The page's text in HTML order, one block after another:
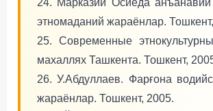
24. Марказий Осиёда
этномаданий жараёнлар.
25. Современные
махаллях Ташкента. Тошкент,
26. У.Абдуллаев. Фарғона
жараёнлар. Тошкент, 2005.